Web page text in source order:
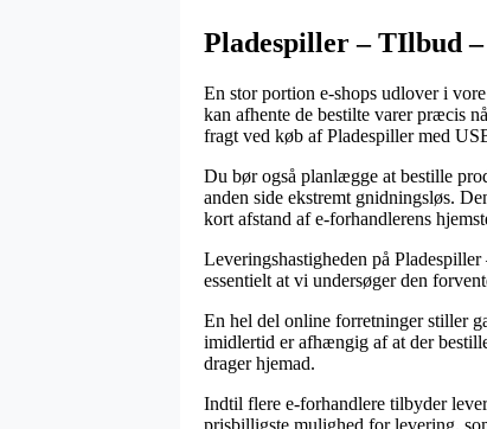
Pladespiller – TIlbud
En stor portion e-shops udlover i
kan afhente de bestilte varer præcis
fragt ved køb af Pladespiller med
Du bør også planlægge at bestille
anden side ekstremt gnidningsløs.
kort afstand af e-forhandlerens
Leveringshastigheden på
essentielt at vi undersøger den
En hel del online forretninger stiller
imidlertid er afhængig af at der
drager hjemad.
Indtil flere e-forhandlere tilbyder
prisbilligste mulighed for levering,